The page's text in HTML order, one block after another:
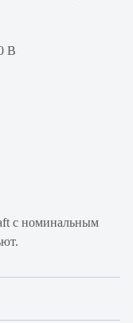
В
с номинальным